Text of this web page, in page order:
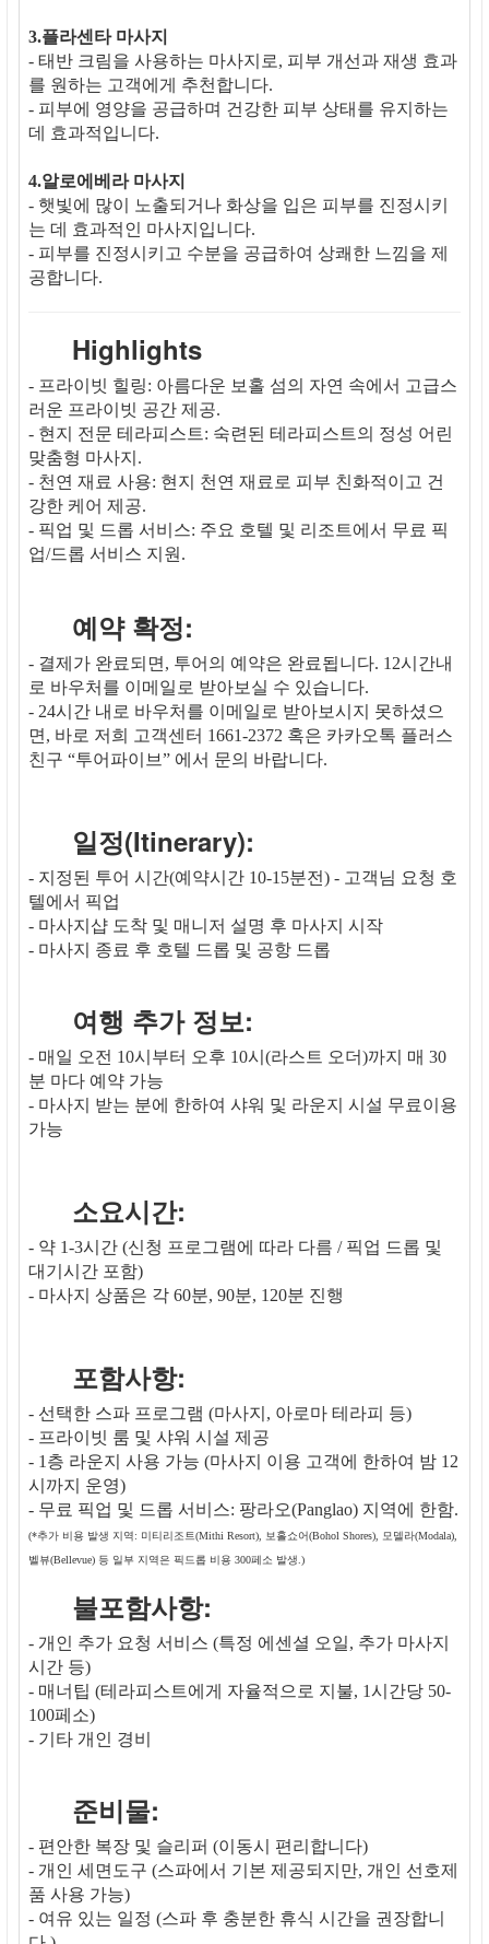
3.플라센타 마사지
- 태반 크림을 사용하는 마사지로, 피부 개선과 재생 효과
를 원하는 고객에게 추천합니다.
- 피부에 영양을 공급하며 건강한 피부 상태를 유지하는
데 효과적입니다.
4.알로에베라 마사지
- 햇빛에 많이 노출되거나 화상을 입은 피부를 진정시키
는 데 효과적인 마사지입니다.
- 피부를 진정시키고 수분을 공급하여 상쾌한 느낌을 제
공합니다.
Highlights
- 프라이빗 힐링: 아름다운 보홀 섬의 자연 속에서 고급스
러운 프라이빗 공간 제공.
- 현지 전문 테라피스트: 숙련된 테라피스트의 정성 어린
맞춤형 마사지.
- 천연 재료 사용: 현지 천연 재료로 피부 친화적이고 건
강한 케어 제공.
- 픽업 및 드롭 서비스: 주요 호텔 및 리조트에서 무료 픽
업/드롭 서비스 지원.
예약 확정:
- 결제가 완료되면, 투어의 예약은 완료됩니다. 12시간내
로 바우처를 이메일로 받아보실 수 있습니다.
- 24시간 내로 바우처를 이메일로 받아보시지 못하셨으
면, 바로 저희 고객센터 1661-2372 혹은 카카오톡 플러스
친구 “투어파이브” 에서 문의 바랍니다.
일정(Itinerary):
- 지정된 투어 시간(예약시간 10-15분전) - 고객님 요청 호
텔에서 픽업
- 마사지샵 도착 및 매니저 설명 후 마사지 시작
- 마사지 종료 후 호텔 드롭 및 공항 드롭
여행 추가 정보:
- 매일 오전 10시부터 오후 10시(라스트 오더)까지 매 30
분 마다 예약 가능
- 마사지 받는 분에 한하여 샤워 및 라운지 시설 무료이용
가능
소요시간:
- 약 1-3시간 (신청 프로그램에 따라 다름 / 픽업 드롭 및
대기시간 포함)
- 마사지 상품은 각 60분, 90분, 120분 진행
포함사항:
- 선택한 스파 프로그램 (마사지, 아로마 테라피 등)
- 프라이빗 룸 및 샤워 시설 제공
- 1층 라운지 사용 가능 (마사지 이용 고객에 한하여 밤 12
시까지 운영)
- 무료 픽업 및 드롭 서비스: 팡라오(Panglao) 지역에 한함.
(*추가 비용 발생 지역: 미티리조트(Mithi Resort), 보홀쇼어(Bohol Shores), 모델라(Modala),
벨뷰(Bellevue) 등 일부 지역은 픽드롭 비용 300페소 발생.)
불포함사항:
- 개인 추가 요청 서비스 (특정 에센셜 오일, 추가 마사지
시간 등)
- 매너팁 (테라피스트에게 자율적으로 지불, 1시간당 50-
100페소)
- 기타 개인 경비
준비물:
- 편안한 복장 및 슬리퍼 (이동시 편리합니다)
- 개인 세면도구 (스파에서 기본 제공되지만, 개인 선호제
품 사용 가능)
- 여유 있는 일정 (스파 후 충분한 휴식 시간을 권장합니